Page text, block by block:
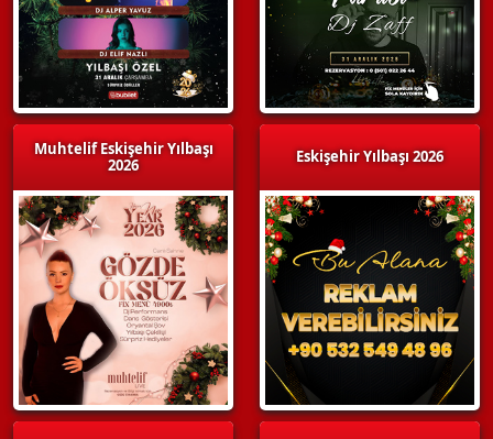
Muhtelif Eskişehir Yılbaşı
2026
Eskişehir Yılbaşı 2026